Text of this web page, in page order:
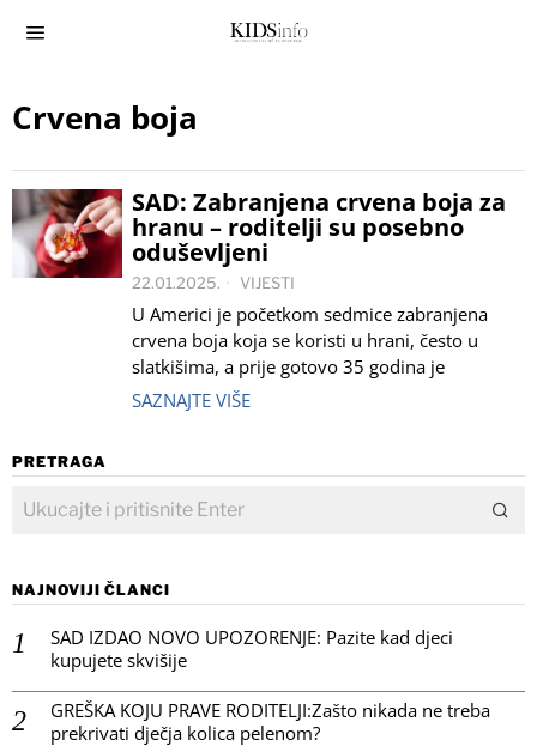
Crvena boja
SAD: Zabranjena crvena boja za
hranu – roditelji su posebno
oduševljeni
22.01.2025. VIJESTI
U Americi je početkom sedmice zabranjena
crvena boja koja se koristi u hrani, često u
slatkišima, a prije gotovo 35 godina je
SAZNAJTE VIŠE
PRETRAGA
NAJNOVIJI ČLANCI
SAD IZDAO NOVO UPOZORENJE: Pazite kad djeci
kupujete skvišije
GREŠKA KOJU PRAVE RODITELJI:Zašto nikada ne treba
prekrivati dječja kolica pelenom?